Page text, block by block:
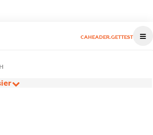
CAHEADER.GETTEST